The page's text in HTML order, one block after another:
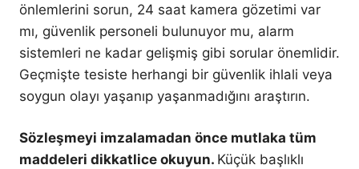
önlemlerini sorun, 24 saat kamera gözetimi var
mı, güvenlik personeli bulunuyor mu, alarm
sistemleri ne kadar gelişmiş gibi sorular önemlidir.
Geçmişte tesiste herhangi bir güvenlik ihlali veya
soygun olayı yaşanıp yaşanmadığını araştırın.
Sözleşmeyi imzalamadan önce mutlaka tüm
maddeleri dikkatlice okuyun. Küçük başlıklı